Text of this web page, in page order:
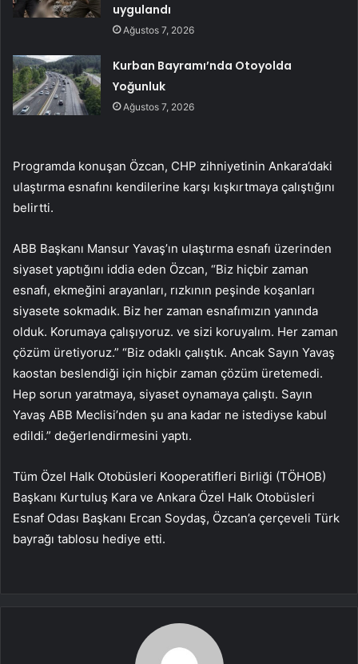
uygulandı
Ağustos 7, 2026
Kurban Bayramı’nda Otoyolda
Yoğunluk
Ağustos 7, 2026
Programda konuşan Özcan, CHP zihniyetinin Ankara’daki
ulaştırma esnafını kendilerine karşı kışkırtmaya çalıştığını
belirtti.
ABB Başkanı Mansur Yavaş’ın ulaştırma esnafı üzerinden
siyaset yaptığını iddia eden Özcan, “Biz hiçbir zaman
esnafı, ekmeğini arayanları, rızkının peşinde koşanları
siyasete sokmadık. Biz her zaman esnafımızın yanında
olduk. Korumaya çalışıyoruz. ve sizi koruyalım. Her zaman
çözüm üretiyoruz.” “Biz odaklı çalıştık. Ancak Sayın Yavaş
kaostan beslendiği için hiçbir zaman çözüm üretemedi.
Hep sorun yaratmaya, siyaset oynamaya çalıştı. Sayın
Yavaş ABB Meclisi’nden şu ana kadar ne istediyse kabul
edildi.” değerlendirmesini yaptı.
Tüm Özel Halk Otobüsleri Kooperatifleri Birliği (TÖHOB)
Başkanı Kurtuluş Kara ve Ankara Özel Halk Otobüsleri
Esnaf Odası Başkanı Ercan Soydaş, Özcan’a çerçeveli Türk
bayrağı tablosu hediye etti.